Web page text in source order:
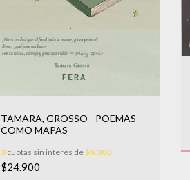
TAMARA, GROSSO - POEMAS
COMO MAPAS
3 cuotas sin interés de$8.300
$24.900